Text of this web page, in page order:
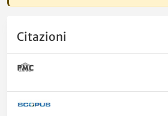
Citazioni